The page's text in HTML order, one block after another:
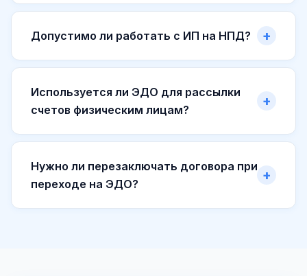
Допустимо ли работать с ИП на НПД?
Используется ли ЭДО для рассылки
счетов физическим лицам?
Нужно ли перезаключать договора при
переходе на ЭДО?